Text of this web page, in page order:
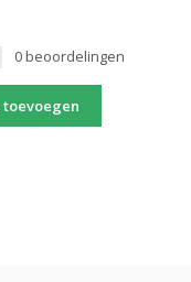
0 beoordelingen